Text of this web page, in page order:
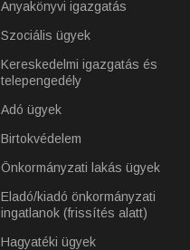
Anyakönyvi igazgatás
Szociális ügyek
Kereskedelmi igazgatás és
telepengedély
Adó ügyek
Birtokvédelem
Önkormányzati lakás ügyek
Eladó/kiadó önkormányzati
ingatlanok (frissítés alatt)
Hagyatéki ügyek